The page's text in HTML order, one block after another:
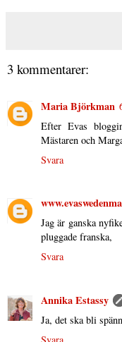
3 kommentarer:
Maria Björkman
Efter Evas
Mästaren och
Svara
Jag är ganska
pluggade franska,
Svara
Annika Estassy
Ja, det ska bli